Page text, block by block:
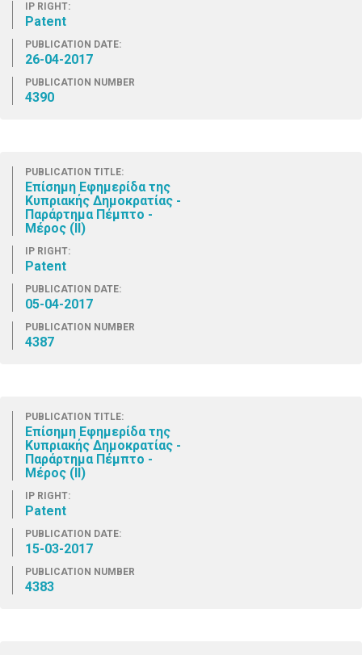
IP RIGHT:
Patent
PUBLICATION DATE:
26-04-2017
PUBLICATION NUMBER
4390
PUBLICATION TITLE:
Επίσημη Εφημερίδα της
Κυπριακής Δημοκρατίας -
Παράρτημα Πέμπτο -
Μέρος (ΙΙ)
IP RIGHT:
Patent
PUBLICATION DATE:
05-04-2017
PUBLICATION NUMBER
4387
PUBLICATION TITLE:
Επίσημη Εφημερίδα της
Κυπριακής Δημοκρατίας -
Παράρτημα Πέμπτο -
Μέρος (ΙΙ)
IP RIGHT:
Patent
PUBLICATION DATE:
15-03-2017
PUBLICATION NUMBER
4383